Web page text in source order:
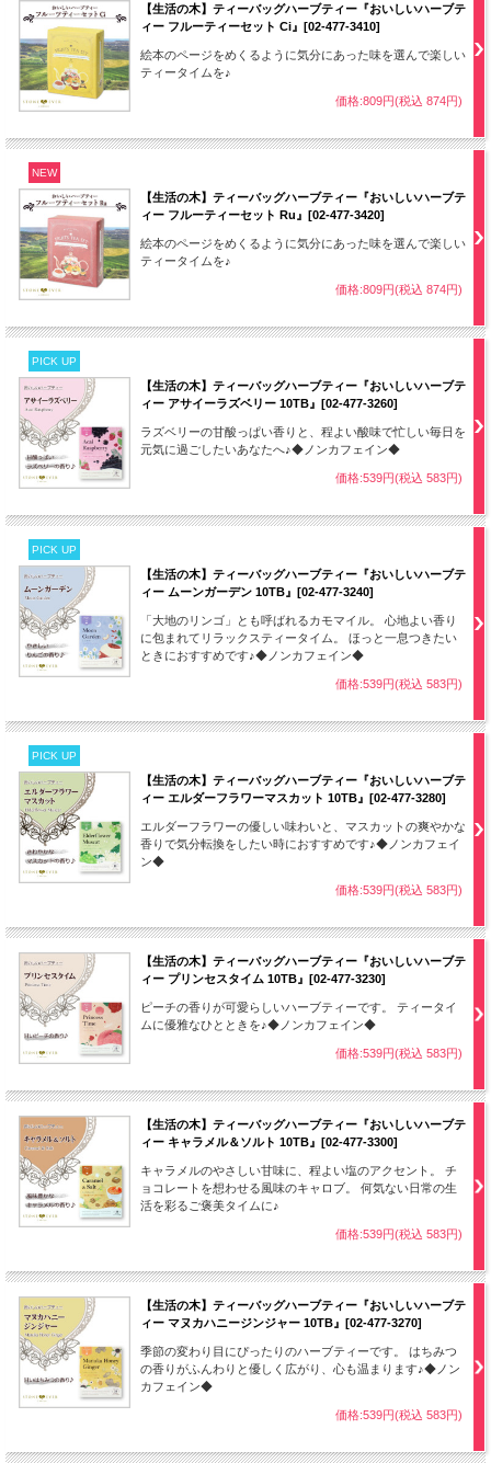
【生活の木】ティーバッグハーブティー『おいしいハーブテ
ィー フルーティーセット Ci』[02-477-3410]
絵本のページをめくるように気分にあった味を選んで楽しい
ティータイムを♪
価格:809円(税込 874円)
NEW
【生活の木】ティーバッグハーブティー『おいしいハーブテ
ィー フルーティーセット Ru』[02-477-3420]
絵本のページをめくるように気分にあった味を選んで楽しい
ティータイムを♪
価格:809円(税込 874円)
PICK UP
【生活の木】ティーバッグハーブティー『おいしいハーブテ
ィー アサイーラズベリー 10TB』[02-477-3260]
ラズベリーの甘酸っぱい香りと、程よい酸味で忙しい毎日を
元気に過ごしたいあなたへ♪◆ノンカフェイン◆
価格:539円(税込 583円)
PICK UP
【生活の木】ティーバッグハーブティー『おいしいハーブテ
ィー ムーンガーデン 10TB』[02-477-3240]
「大地のリンゴ」とも呼ばれるカモマイル。 心地よい香り
に包まれてリラックスティータイム。 ほっと一息つきたい
ときにおすすめです♪◆ノンカフェイン◆
価格:539円(税込 583円)
PICK UP
【生活の木】ティーバッグハーブティー『おいしいハーブテ
ィー エルダーフラワーマスカット 10TB』[02-477-3280]
エルダーフラワーの優しい味わいと、マスカットの爽やかな
香りで気分転換をしたい時におすすめです♪◆ノンカフェイ
ン◆
価格:539円(税込 583円)
【生活の木】ティーバッグハーブティー『おいしいハーブテ
ィー プリンセスタイム 10TB』[02-477-3230]
ピーチの香りが可愛らしいハーブティーです。 ティータイ
ムに優雅なひとときを♪◆ノンカフェイン◆
価格:539円(税込 583円)
【生活の木】ティーバッグハーブティー『おいしいハーブテ
ィー キャラメル＆ソルト 10TB』[02-477-3300]
キャラメルのやさしい甘味に、程よい塩のアクセント。 チ
ョコレートを想わせる風味のキャロブ。 何気ない日常の生
活を彩るご褒美タイムに♪
価格:539円(税込 583円)
【生活の木】ティーバッグハーブティー『おいしいハーブテ
ィー マヌカハニージンジャー 10TB』[02-477-3270]
季節の変わり目にぴったりのハーブティーです。 はちみつ
の香りがふんわりと優しく広がり、心も温まります♪◆ノン
カフェイン◆
価格:539円(税込 583円)